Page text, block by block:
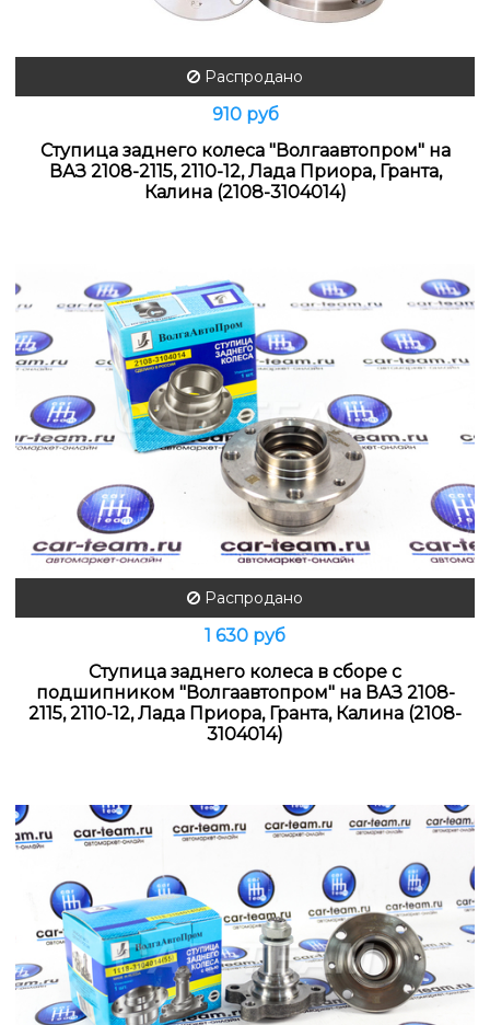
Распродано
910 руб
Ступица заднего колеса "Волгаавтопром" на
ВАЗ 2108-2115, 2110-12, Лада Приора, Гранта,
Калина (2108-3104014)
Распродано
1 630 руб
Ступица заднего колеса в сборе с
подшипником "Волгаавтопром" на ВАЗ 2108-
2115, 2110-12, Лада Приора, Гранта, Калина (2108-
3104014)